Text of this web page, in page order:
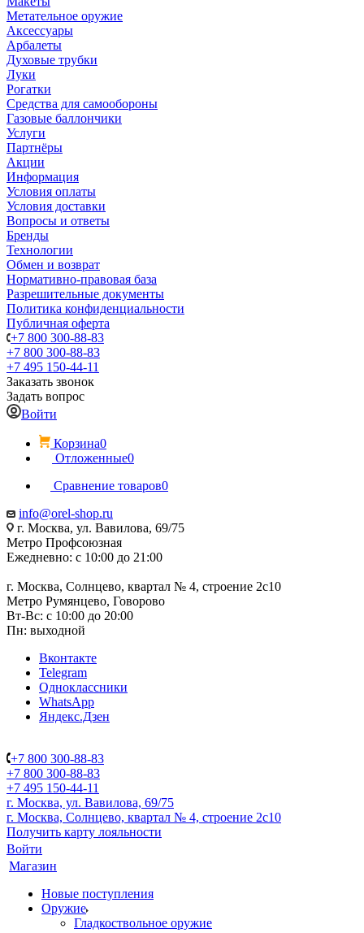
Метательное оружие
Аксессуары
Арбалеты
Духовые трубки
Луки
Рогатки
Средства для самообороны
Газовые баллончики
Услуги
Партнёры
Акции
Информация
Условия оплаты
Условия доставки
Вопросы и ответы
Бренды
Технологии
Обмен и возврат
Нормативно-правовая база
Разрешительные документы
Политика конфиденциальности
Публичная оферта
+7 800 300-88-83
+7 800 300-88-83
+7 495 150-44-11
Заказать звонок
Задать вопрос
Войти
Корзина0
Отложенные0
Сравнение товаров0
info@orel-shop.ru
г. Москва, ул. Вавилова, 69/75
Метро Профсоюзная
Ежедневно: с 10:00 до 21:00
г. Москва, Солнцево, квартал № 4, строение 2с10
Метро Румянцево, Говорово
Вт-Вс: с 10:00 до 20:00
Пн: выходной
Вконтакте
Telegram
Одноклассники
WhatsApp
Яндекс.Дзен
+7 800 300-88-83
+7 800 300-88-83
+7 495 150-44-11
г. Москва, ул. Вавилова, 69/75
г. Москва, Солнцево, квартал № 4, строение 2с10
Получить карту лояльности
Войти
Магазин
Новые поступления
Оружие
Гладкоствольное оружие